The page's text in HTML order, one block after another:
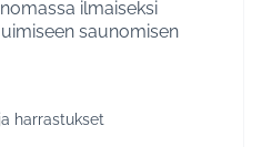
ilmaiseksi
saunomisen
Koko Tuusula
teeman mukaan: Liikunta ja
harrastukset